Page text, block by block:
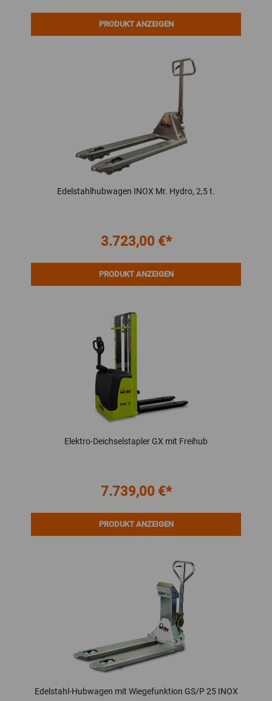
PRODUKT ANZEIGEN
Edelstahlhubwagen INOX Mr. Hydro, 2,5 t.
3.723,00 €*
PRODUKT ANZEIGEN
Elektro-Deichselstapler GX mit Freihub
7.739,00 €*
PRODUKT ANZEIGEN
Edelstahl-Hubwagen mit Wiegefunktion GS/P 25 INOX